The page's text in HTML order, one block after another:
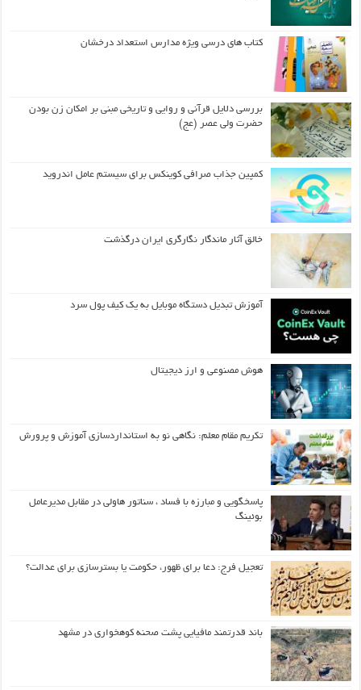
کتاب های درسی ویژه مدارس استعداد درخشان
بررسی دلایل قرآنی و روایی و تاریخی مبنی بر امکان زن بودن
حضرت ولی عصر (عج)
کمپین جذاب صرافی کوینکس برای سیستم عامل اندروید
خالق آثار ماندگار نگارگری ایران درگذشت
آموزش تبدیل دستگاه موبایل به یک کیف‌ پول سرد
هوش مصنوعی و ارز دیجیتال
تکریم مقام معلم: نگاهی نو به استانداردسازی آموزش و پرورش
پاسخگویی و مبارزه با فساد ، سناتور هاولی در مقابل مدیرعامل
بوئینگ
تعجیل فرج: دعا برای ظهور، حکومت یا بسترسازی برای عدالت؟
باند قدرتمند مافیایی پشت صحنه کوهخواری در مشهد